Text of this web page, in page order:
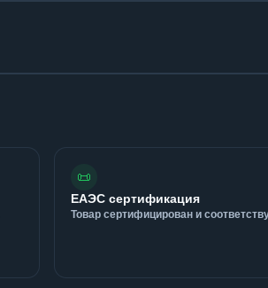
📜
ЕАЭС сертификация
Товар сертифицирован и